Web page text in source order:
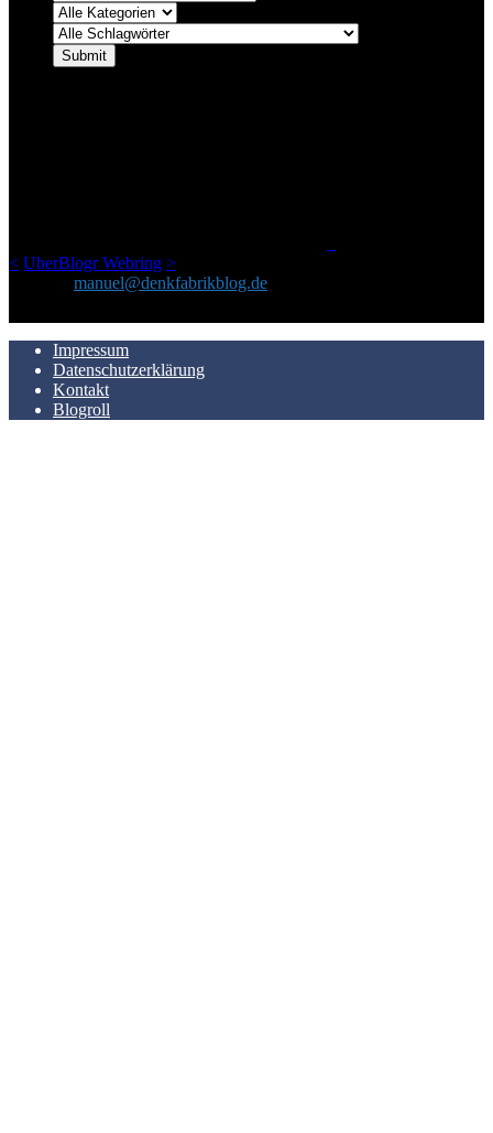
< UberBlogr Webring >
manuel@denkfabrikblog.de
Impressum
Datenschutzerklärung
Kontakt
Blogroll